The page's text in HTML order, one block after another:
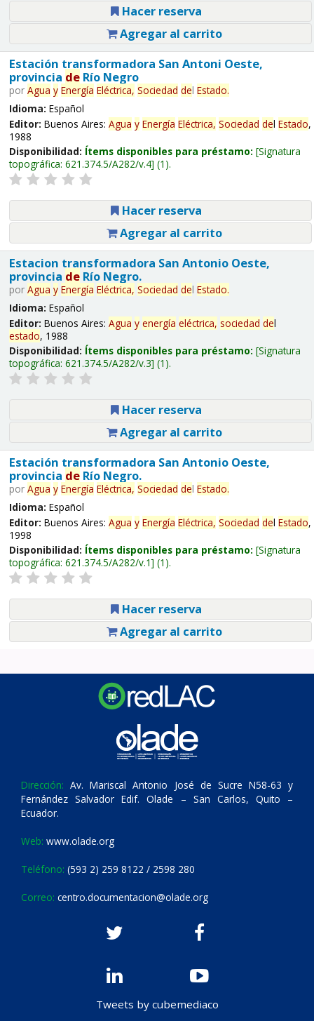
Hacer reserva
Agregar al carrito
Estación transformadora San Antoni Oeste,
provincia deRío Negro
por Agua y Energía Eléctrica, Sociedad del Estado.
Idioma: Español
Editor: Buenos Aires: Agua y Energía Eléctrica, Sociedad del Estado,
1988
Disponibilidad: Ítems disponibles para préstamo: Signatura
topográfica: 621.374.5/A282/v.4 (1).
Hacer reserva
Agregar al carrito
Estacion transformadora San Antonio Oeste,
provincia deRío Negro.
por Agua y Energía Eléctrica, Sociedad del Estado.
Idioma: Español
Editor: Buenos Aires: Agua y energía eléctrica, sociedad del
estado, 1988
Disponibilidad: Ítems disponibles para préstamo: Signatura
topográfica: 621.374.5/A282/v.3 (1).
Hacer reserva
Agregar al carrito
Estación transformadora San Antonio Oeste,
provincia deRío Negro.
por Agua y Energía Eléctrica, Sociedad del Estado.
Idioma: Español
Editor: Buenos Aires: Agua y Energía Eléctrica, Sociedad del Estado,
1998
Disponibilidad: Ítems disponibles para préstamo: Signatura
topográfica: 621.374.5/A282/v.1 (1).
Hacer reserva
Agregar al carrito
Dirección: Av. Mariscal Antonio José de Sucre N58-63 y
Fernández Salvador Edif. Olade – San Carlos, Quito –
Ecuador.
Web: www.olade.org
Teléfono: (593 2) 259 8122 / 2598 280
Correo: centro.documentacion@olade.org
Tweets by cubemediaco